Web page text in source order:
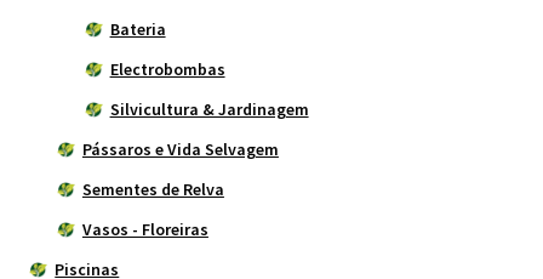
Bateria
Electrobombas
Silvicultura & Jardinagem
Pássaros e Vida Selvagem
Sementes de Relva
Vasos - Floreiras
Piscinas